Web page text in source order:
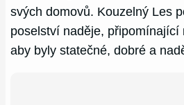
svých domovů. Kouzelný Les
poselství naděje,
aby byly statečné, dobré a